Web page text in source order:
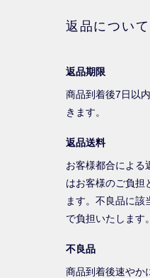
返品について
返品期限
商品到着後7日以
きます。
返品送料
お客様都合による
はお客様のご負担
ます。不良品に該
で負担いたします
不良品
商品到着後速やか